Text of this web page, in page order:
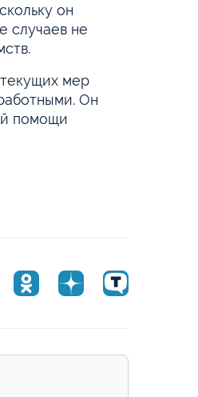
он
случаев не
мер
Он
помощи